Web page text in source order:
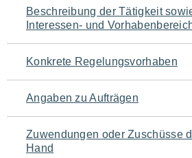
den
Seiteninhalt
Beschreibung der Tätigkeit
Interessen- und
Konkrete Regelungsvorhaben
Angaben zu Aufträgen
Zuwendungen oder Zuschüsse
Hand